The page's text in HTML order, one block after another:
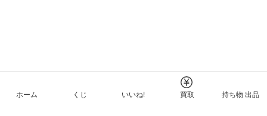
ホーム くじ いいね! 買取 持ち物 出品